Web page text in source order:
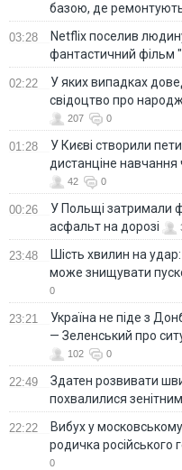
базою, де
03:28
Netflix поселив
фантастичний фільм
02:22
У яких випадках
свідоцтво про
207 0
01:28
У Києві створили
дистанціне навчання
42 0
00:26
У Польщі затримали
асфальт на дорозі
23:48
Шість хвилин на
може знищувати
0
23:21
Україна не піде з
— Зеленський про
102 0
22:49
Здатен розвивати
похвалилися
22:22
Вибух у
родичка російського
0